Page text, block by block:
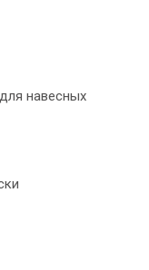
навесных